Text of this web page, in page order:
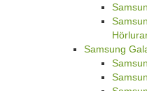
Samsung